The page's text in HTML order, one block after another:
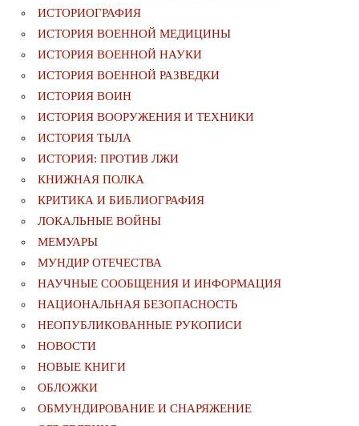
ИСТОРИОГРАФИЯ
ИСТОРИЯ ВОЕННОЙ МЕДИЦИНЫ
ИСТОРИЯ ВОЕННОЙ НАУКИ
ИСТОРИЯ ВОЕННОЙ РАЗВЕДКИ
ИСТОРИЯ ВОИН
ИСТОРИЯ ВООРУЖЕНИЯ И ТЕХНИКИ
ИСТОРИЯ ТЫЛА
ИСТОРИЯ: ПРОТИВ ЛЖИ
КНИЖНАЯ ПОЛКА
КРИТИКА И БИБЛИОГРАФИЯ
ЛОКАЛЬНЫЕ ВОЙНЫ
МЕМУАРЫ
МУНДИР ОТЕЧЕСТВА
НАУЧНЫЕ СООБЩЕНИЯ И ИНФОРМАЦИЯ
НАЦИОНАЛЬНАЯ БЕЗОПАСНОСТЬ
НЕОПУБЛИКОВАННЫЕ РУКОПИСИ
НОВОСТИ
НОВЫЕ КНИГИ
ОБЛОЖКИ
ОБМУНДИРОВАНИЕ И СНАРЯЖЕНИЕ